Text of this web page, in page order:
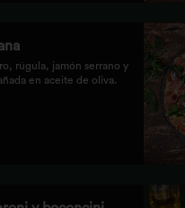
rúgula, jamón serrano y
en aceite de oliva.